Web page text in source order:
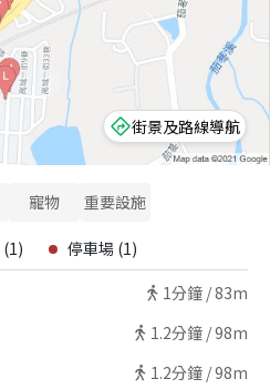
街景及路線導航
寵物 重要設施
(1) 停車場 (1)
1分鐘 /83m
1.2分鐘 /98m
1.2分鐘 /98m